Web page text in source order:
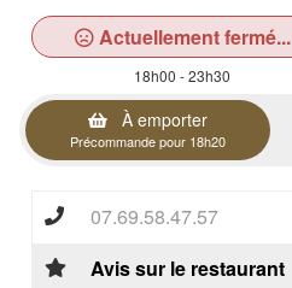
Actuellement fermé...
18h00 - 23h30
À emporter
Précommande pour 18h20
07.69.58.47.57
Avis sur le restaurant